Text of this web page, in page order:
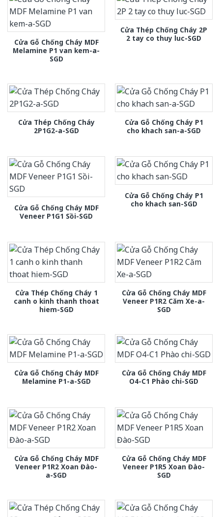
Cửa Gỗ Chống Cháy MDF
Melamine P1 van kem-a-
SGD
Cửa Thép Chống Cháy 2P
2 tay co thuy luc-SGD
Cửa Thép Chống Cháy
2P1G2-a-SGD
Cửa Gỗ Chống Cháy P1
cho khach san-a-SGD
Cửa Gỗ Chống Cháy MDF
Veneer P1G1 Sồi-SGD
Cửa Gỗ Chống Cháy P1
cho khach san-SGD
Cửa Thép Chống Cháy 1
canh o kinh thanh thoat
hiem-SGD
Cửa Gỗ Chống Cháy MDF
Veneer P1R2 Căm Xe-a-
SGD
Cửa Gỗ Chống Cháy MDF
Melamine P1-a-SGD
Cửa Gỗ Chống Cháy MDF
O4-C1 Phào chi-SGD
Cửa Gỗ Chống Cháy MDF
Veneer P1R2 Xoan Đào-
a-SGD
Cửa Gỗ Chống Cháy MDF
Veneer P1R5 Xoan Đào-
SGD